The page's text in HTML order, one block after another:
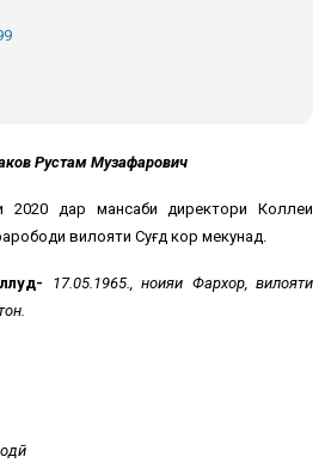
Рустам Музафарович
дар мансаби директори Коллеҷи
вилояти Суғд кор мекунад.
17.05.1965., ноҳияи Фархор, вилояти